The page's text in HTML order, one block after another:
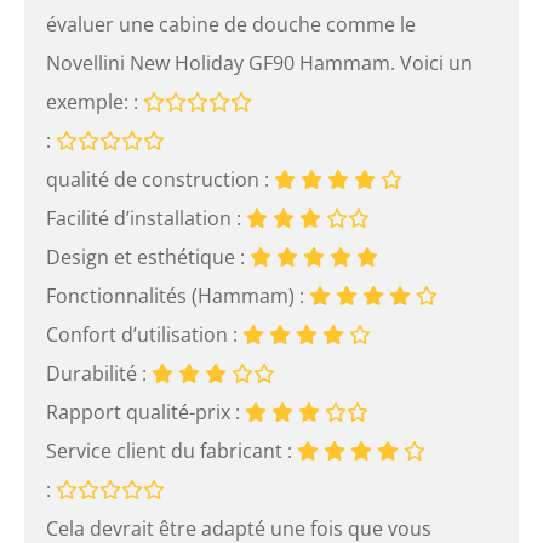
évaluer une cabine de douche comme le
Novellini New Holiday GF90 Hammam. Voici un
exemple: :
:
qualité de construction :
Facilité d’installation :
Design et esthétique :
Fonctionnalités (Hammam) :
Confort d’utilisation :
Durabilité :
Rapport qualité-prix :
Service client du fabricant :
:
Cela devrait être adapté une fois que vous